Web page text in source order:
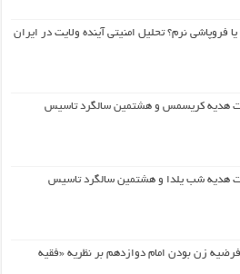
فروپاشی نرم؟ تحلیل امنیتی آینده ولایت در ایران
هدیه کریسمس و هشتمین سالگرد تاسیس
هدیه شب یلدا و هشتمین سالگرد تاسیس
زن بودن امام دوازدهم بر نظریه «فقیه